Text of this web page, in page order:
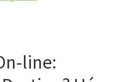
line: